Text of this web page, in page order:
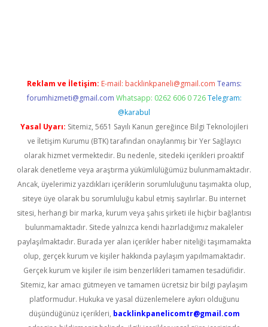
Reklam ve İletişim: E-mail: backlinkpaneli@gmail.com Teams:
forumhizmeti@gmail.com Whatsapp: 0262 606 0 726 Telegram:
@karabul
Yasal Uyarı: Sitemiz, 5651 Sayılı Kanun gereğince Bilgi Teknolojileri
ve İletişim Kurumu (BTK) tarafından onaylanmış bir Yer Sağlayıcı
olarak hizmet vermektedir. Bu nedenle, sitedeki içerikleri proaktif
olarak denetleme veya araştırma yükümlülüğümüz bulunmamaktadır.
Ancak, üyelerimiz yazdıkları içeriklerin sorumluluğunu taşımakta olup,
siteye üye olarak bu sorumluluğu kabul etmiş sayılırlar. Bu internet
sitesi, herhangi bir marka, kurum veya şahıs şirketi ile hiçbir bağlantısı
bulunmamaktadır. Sitede yalnızca kendi hazırladığımız makaleler
paylaşılmaktadır. Burada yer alan içerikler haber niteliği taşımamakta
olup, gerçek kurum ve kişiler hakkında paylaşım yapılmamaktadır.
Gerçek kurum ve kişiler ile isim benzerlikleri tamamen tesadüfidir.
Sitemiz, kar amacı gütmeyen ve tamamen ücretsiz bir bilgi paylaşım
platformudur. Hukuka ve yasal düzenlemelere aykırı olduğunu
düşündüğünüz içerikleri, backlinkpanelicomtr@gmail.com